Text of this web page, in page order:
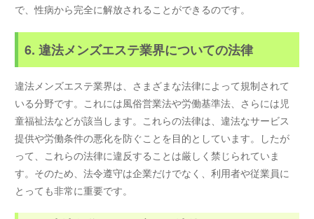
で、性病から完全に解放されることができるのです。
6. 違法メンズエステ業界についての法律
違法メンズエステ業界は、さまざまな法律によって規制されて
いる分野です。これには風俗営業法や労働基準法、さらには児
童福祉法などが該当します。これらの法律は、違法なサービス
提供や労働条件の悪化を防ぐことを目的としています。したが
って、これらの法律に違反することは厳しく禁じられていま
す。そのため、法令遵守は企業だけでなく、利用者や従業員に
とっても非常に重要です。